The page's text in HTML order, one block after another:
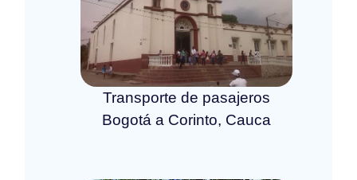
Transporte de pasajeros
Bogotá a Corinto, Cauca